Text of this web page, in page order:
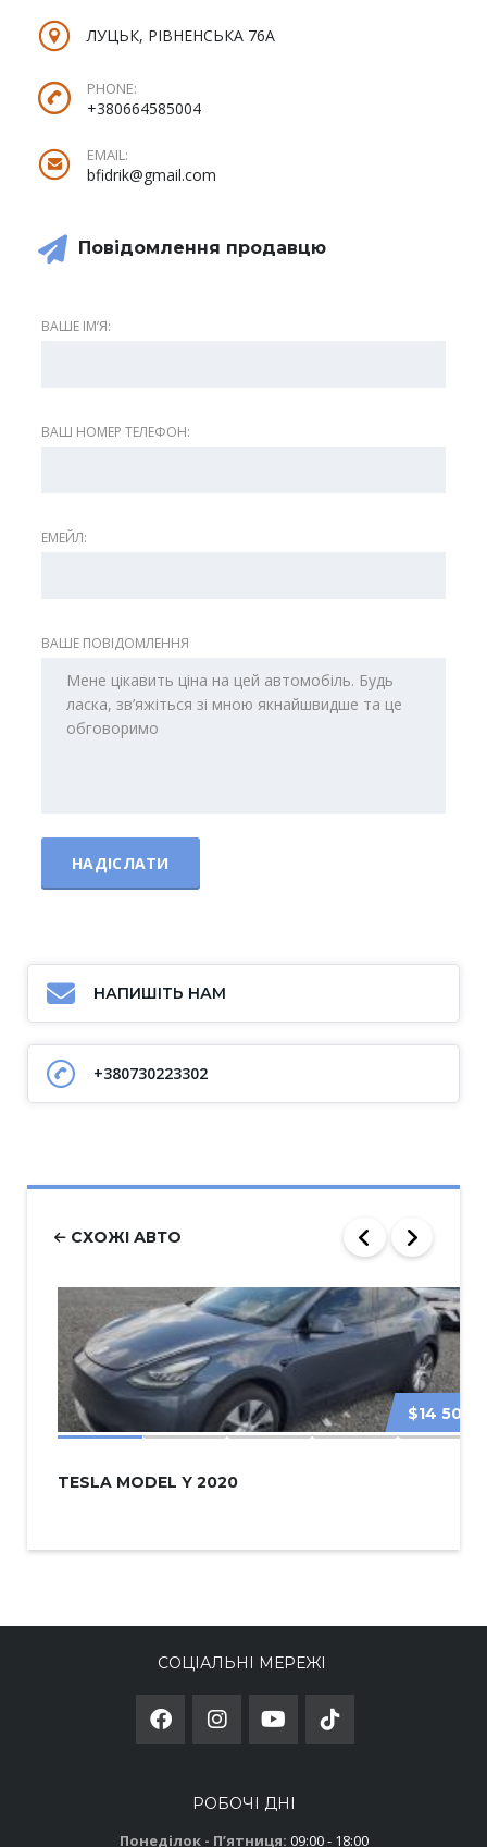
ЛУЦЬК, РІВНЕНСЬКА 76А
PHONE:
+380664585004
EMAIL:
bfidrik@gmail.com
Повідомлення продавцю
ВАШЕ ІМʼЯ:
ВАШ НОМЕР ТЕЛЕФОН:
ЕМЕЙЛ:
ВАШЕ ПОВІДОМЛЕННЯ
НАПИШІТЬ НАМ
+380730223302
СХОЖІ АВТО
$14 500
TESLA MODEL Y 2020
СОЦІАЛЬНІ МЕРЕЖІ
РОБОЧІ ДНІ
Понеділок - Пʼятниця: 09:00 - 18:00